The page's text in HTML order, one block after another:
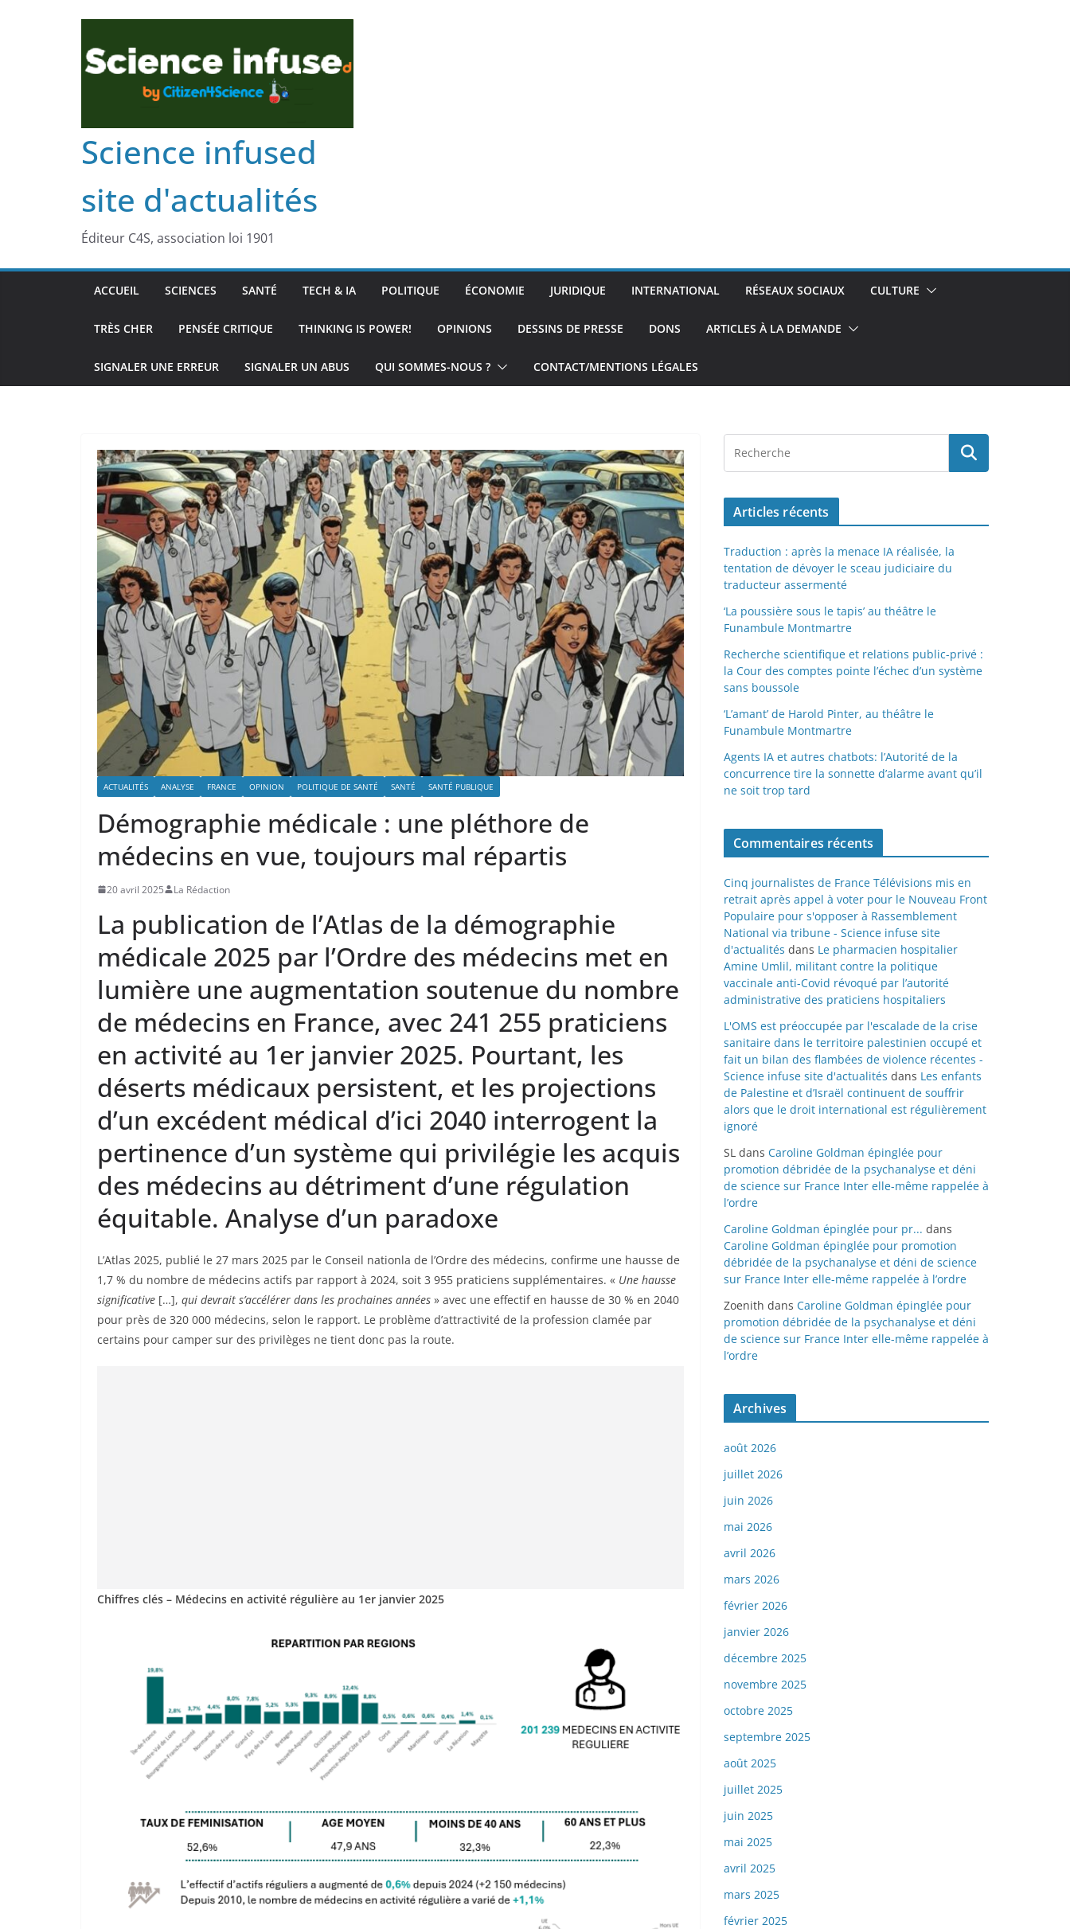
Science infused
site d'actualités
Éditeur C4S, association loi 1901
ACCUEIL SCIENCES SANTÉ TECH & IA POLITIQUE ÉCONOMIE JURIDIQUE INTERNATIONAL RÉSEAUX SOCIAUX CULTURE
TRÈS CHER PENSÉE CRITIQUE THINKING IS POWER! OPINIONS DESSINS DE PRESSE DONS ARTICLES À LA DEMANDE
SIGNALER UNE ERREUR SIGNALER UN ABUS QUI SOMMES-NOUS ? CONTACT/MENTIONS LÉGALES
ACTUALITÉS ANALYSE FRANCE OPINION POLITIQUE DE SANTÉ SANTÉ SANTÉ PUBLIQUE
Démographie médicale : une pléthore de
médecins en vue, toujours mal répartis
20 avril 2025 La Rédaction
La publication de l’Atlas de la démographie
médicale 2025 par l’Ordre des médecins met en
lumière une augmentation soutenue du nombre
de médecins en France, avec 241 255 praticiens
en activité au 1er janvier 2025. Pourtant, les
déserts médicaux persistent, et les projections
d’un excédent médical d’ici 2040 interrogent la
pertinence d’un système qui privilégie les acquis
des médecins au détriment d’une régulation
équitable. Analyse d’un paradoxe
L’Atlas 2025, publié le 27 mars 2025 par le Conseil nationla de l’Ordre des médecins, confirme une hausse de
1,7 % du nombre de médecins actifs par rapport à 2024, soit 3 955 praticiens supplémentaires. « Une hausse
significative […], qui devrait s’accélérer dans les prochaines années » avec une effectif en hausse de 30 % en 2040
pour près de 320 000 médecins, selon le rapport. Le problème d’attractivité de la profession clamée par
certains pour camper sur des privilèges ne tient donc pas la route.
Chiffres clés – Médecins en activité régulière au 1er janvier 2025
Articles récents
Traduction : après la menace IA réalisée, la
tentation de dévoyer le sceau judiciaire du
traducteur assermenté
‘La poussière sous le tapis’ au théâtre le
Funambule Montmartre
Recherche scientifique et relations public-privé :
la Cour des comptes pointe l’échec d’un système
sans boussole
‘L’amant’ de Harold Pinter, au théâtre le
Funambule Montmartre
Agents IA et autres chatbots: l’Autorité de la
concurrence tire la sonnette d’alarme avant qu’il
ne soit trop tard
Commentaires récents
Cinq journalistes de France Télévisions mis en
retrait après appel à voter pour le Nouveau Front
Populaire pour s'opposer à Rassemblement
National via tribune - Science infuse site
d'actualités dans Le pharmacien hospitalier
Amine Umlil, militant contre la politique
vaccinale anti-Covid révoqué par l’autorité
administrative des praticiens hospitaliers
L'OMS est préoccupée par l'escalade de la crise
sanitaire dans le territoire palestinien occupé et
fait un bilan des flambées de violence récentes -
Science infuse site d'actualités dans Les enfants
de Palestine et d’Israël continuent de souffrir
alors que le droit international est régulièrement
ignoré
SL dans Caroline Goldman épinglée pour
promotion débridée de la psychanalyse et déni
de science sur France Inter elle-même rappelée à
l’ordre
Caroline Goldman épinglée pour pr... dans
Caroline Goldman épinglée pour promotion
débridée de la psychanalyse et déni de science
sur France Inter elle-même rappelée à l’ordre
Zoenith dans Caroline Goldman épinglée pour
promotion débridée de la psychanalyse et déni
de science sur France Inter elle-même rappelée à
l’ordre
Archives
août 2026
juillet 2026
juin 2026
mai 2026
avril 2026
mars 2026
février 2026
janvier 2026
décembre 2025
novembre 2025
octobre 2025
septembre 2025
août 2025
juillet 2025
juin 2025
mai 2025
avril 2025
mars 2025
février 2025